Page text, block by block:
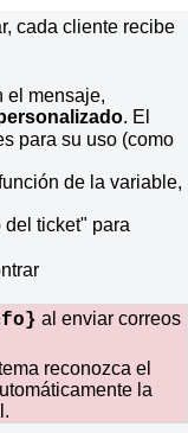
cada cliente recibe
el mensaje,
. El
para su uso (como
de la variable,
ticket" para
al enviar correos
reconozca el
la